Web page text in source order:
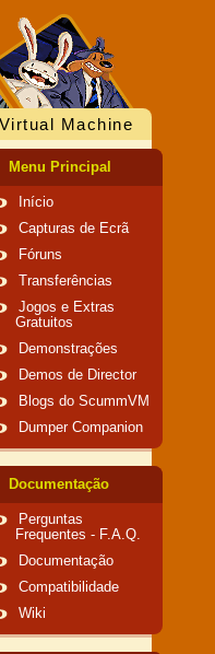
Machine
Menu Principal
Início
Capturas de Ecrã
Fóruns
Transferências
Jogos e Extras
Gratuitos
Demonstrações
Demos de Director
Blogs do ScummVM
Dumper Companion
Documentação
Perguntas
Frequentes - F.A.Q.
Documentação
Compatibilidade
Wiki